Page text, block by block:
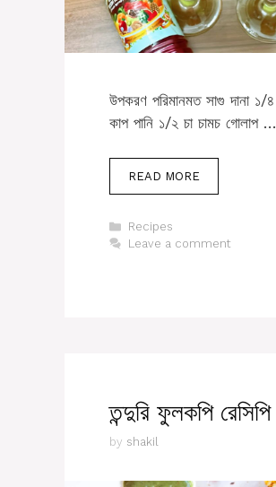
উপকরণ পরিমানমত ‏সাগু দানা ১/৪ কাপ ‏চিনি ১/৪
কাপ ‏পানি ১/২ চা চামচ ‏গোলাপ …
READ MORE
Categories
Recipes
Leave a comment
তন্দুরি ফুলকপি রেসিপি
by shakil